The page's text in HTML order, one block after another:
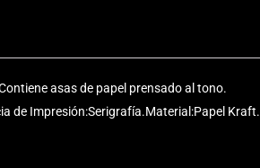
asas de papel prensado al tono.
de Impresión:Serigrafía.Material:Papel Kraft.